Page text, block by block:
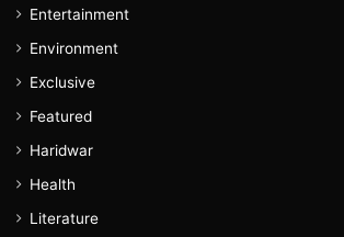
Entertainment
Environment
Exclusive
Featured
Haridwar
Health
Literature